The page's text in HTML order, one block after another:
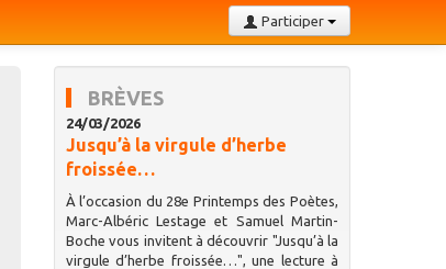
Participer
BRÈVES
24/03/2026
Jusqu’à la virgule d’herbe
froissée…
À l’occasion du 28e Printemps des Poètes,
Marc-Albéric Lestage et Samuel Martin-
Boche vous invitent à découvrir "Jusqu’à la
virgule d’herbe froissée…", une lecture à